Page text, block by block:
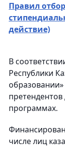
Правил
действие)
В
Республики
программах.
числе лиц